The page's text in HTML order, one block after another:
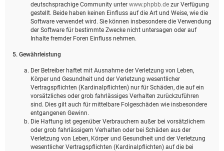
deutschsprachige Community unter www.phpbb.de zur Verfügung
gestellt. Beide haben keinen Einfluss auf die Art und Weise, wie die
Software verwendet wird. Sie können insbesondere die Verwendung
der Software für bestimmte Zwecke nicht untersagen oder auf
Inhalte fremder Foren Einfluss nehmen.
5. Gewährleistung
Der Betreiber haftet mit Ausnahme der Verletzung von Leben,
Körper und Gesundheit und der Verletzung wesentlicher
Vertragspflichten (Kardinalpflichten) nur für Schäden, die auf ein
vorsätzliches oder grob fahrlässiges Verhalten zurückzuführen
sind. Dies gilt auch für mittelbare Folgeschäden wie insbesondere
entgangenen Gewinn.
Die Haftung ist gegenüber Verbrauchern außer bei vorsätzlichem
oder grob fahrlässigem Verhalten oder bei Schäden aus der
Verletzung von Leben, Körper und Gesundheit und der Verletzung
wesentlicher Vertragspflichten (Kardinalpflichten) auf die bei